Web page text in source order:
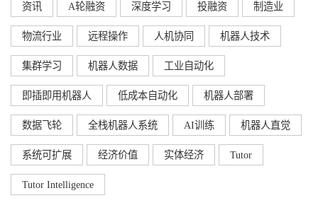
资讯 A轮融资 深度学习 投融资 制造业
物流行业 远程操作 人机协同 机器人技术
集群学习 机器人数据 工业自动化
即插即用机器人 低成本自动化 机器人部署
数据飞轮 全栈机器人系统 AI训练 机器人直觉
系统可扩展 经济价值 实体经济 Tutor
Tutor Intelligence